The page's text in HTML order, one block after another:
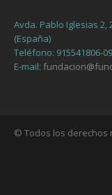
Avda. Pablo Iglesias 2,
(España)
Teléfono: 915541806-
E-mail:
© Todos los derechos